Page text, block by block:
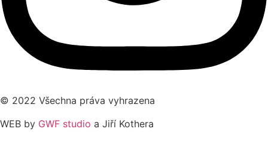
© 2022 Všechna práva vyhrazena
WEB by GWF studio a Jiří Kothera